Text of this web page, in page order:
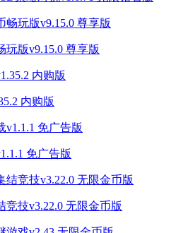
版v9.15.0 尊享版
内购版
免广告版
技v3.22.0 无限金币版